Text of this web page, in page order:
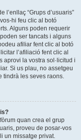
l’enllaç “Grups d’usuaris”
hi feu clic al botó
Alguns poden requerir
ser tancats i alguns
afiliar fent clic al botó
l’afiliació fent clic al
aprovi la vostra sol·licitud i
Si us plau, no assetgeu
tindrà les seves raons.
quan crea el grup
proveu de posar-vos
un missatge privat.